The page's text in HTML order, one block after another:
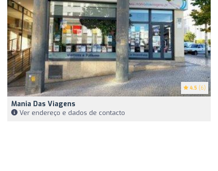
4.5 (6)
Mania Das Viagens
Ver endereço e dados de contacto